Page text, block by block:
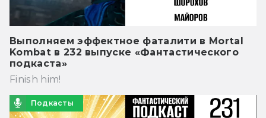
Выполняем эффектное фаталити в Mortal
Kombat в 232 выпуске «Фантастического
подкаста»
Finish him!
Подкасты